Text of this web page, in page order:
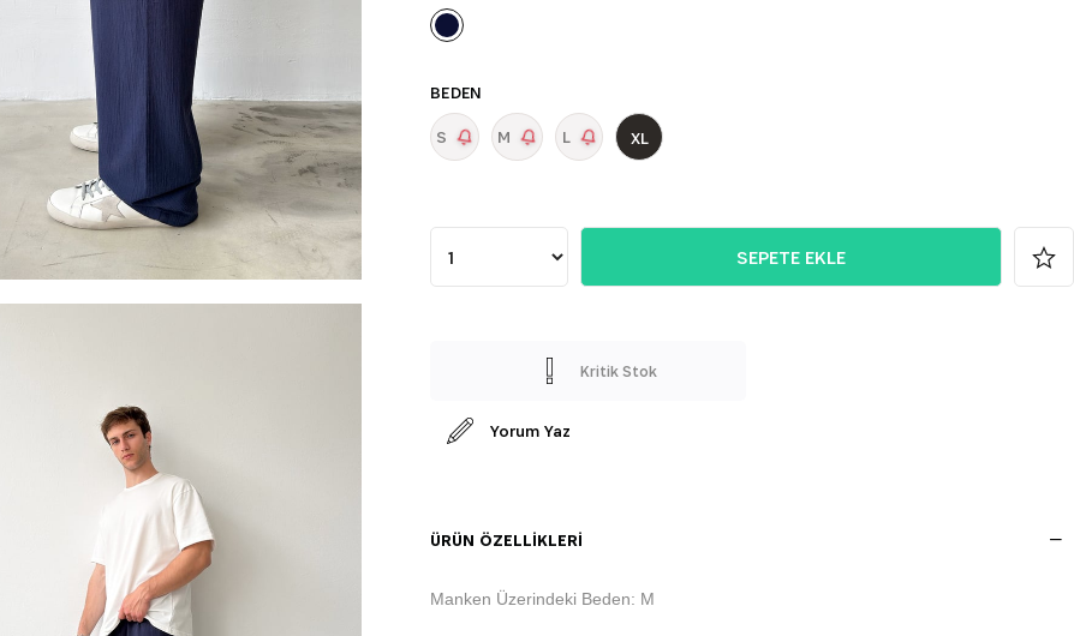
BEDEN
S M L XL
Kritik Stok
Yorum Yaz
ÜRÜN ÖZELLIKLERI
Manken Üzerindeki Beden: M